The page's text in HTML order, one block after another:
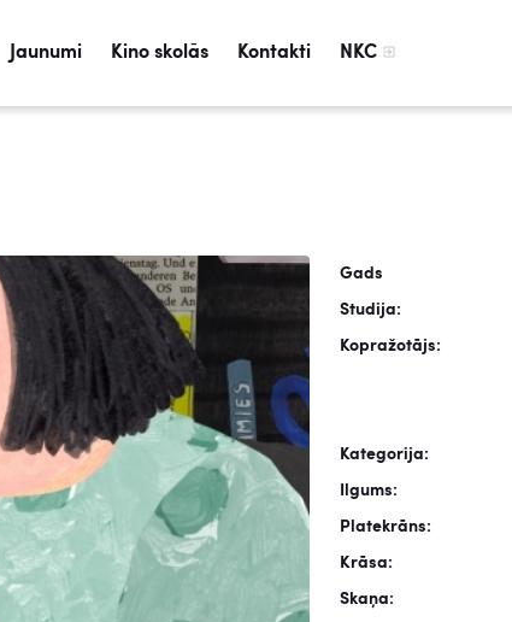
Jaunumi Kino skolās Kontakti NKC
Gads
Studija:
Kopražotājs:
Kategorija:
Ilgums:
Platekrāns:
Krāsa:
Skaņa: